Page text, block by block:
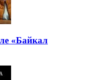
«Байкал